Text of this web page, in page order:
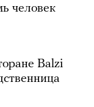
человек
Balzi